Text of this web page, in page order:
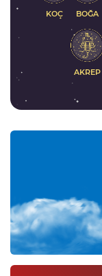
KOÇ BOĞA
AKREP